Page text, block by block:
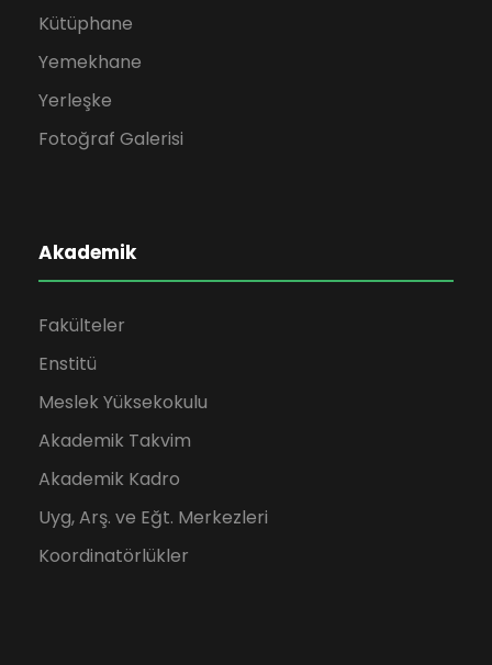
Kütüphane
Yemekhane
Yerleşke
Fotoğraf Galerisi
Akademik
Fakülteler
Enstitü
Meslek Yüksekokulu
Akademik Takvim
Akademik Kadro
Uyg, Arş. ve Eğt. Merkezleri
Koordinatörlükler